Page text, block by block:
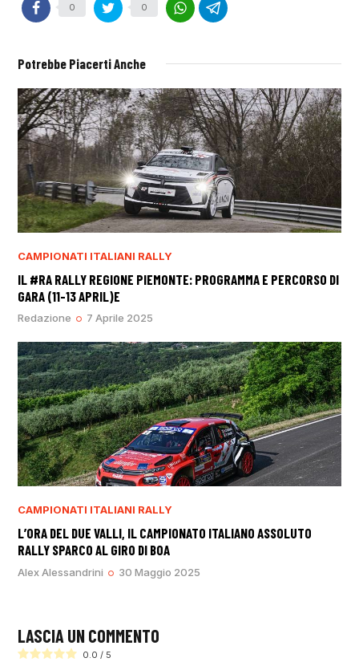
0 0
Potrebbe Piacerti Anche
CAMPIONATI ITALIANI RALLY
IL #RA RALLY REGIONE PIEMONTE: PROGRAMMA E PERCORSO DI
GARA (11-13 APRIL)E
Redazione 7 Aprile 2025
CAMPIONATI ITALIANI RALLY
L’ORA DEL DUE VALLI, IL CAMPIONATO ITALIANO ASSOLUTO
RALLY SPARCO AL GIRO DI BOA
Alex Alessandrini 30 Maggio 2025
LASCIA UN COMMENTO
0.0 / 5